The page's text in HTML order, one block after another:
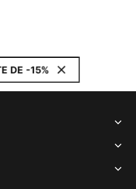
DE -15%